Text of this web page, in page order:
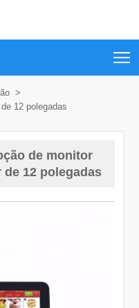
>
12 polegadas
de monitor
12 polegadas